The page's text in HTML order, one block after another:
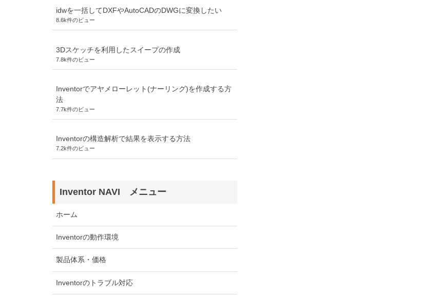
idwを一括してDXFやAutoCADのDWGに変換したい
8.6k件のビュー
3Dスケッチを利用したスイープの作成
7.8k件のビュー
Inventorでアヤメローレット(ナーリング)を作成する方
法
7.7k件のビュー
Inventorの構造解析で結果を表示する方法
7.2k件のビュー
Inventor NAVI メニュー
ホーム
Inventorの動作環境
製品体系・価格
Inventorのトラブル対応